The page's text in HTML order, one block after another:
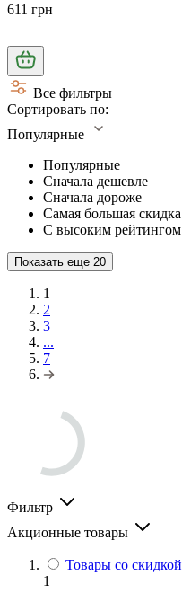
611 грн
Все фильтры
Сортировать по:
Популярные
Популярные
Сначала дешевле
Сначала дороже
Самая большая скидка
С высоким рейтингом
Показать еще 20
1
2
3
...
7
Фильтр
Акционные товары
Товары со скидкой
1